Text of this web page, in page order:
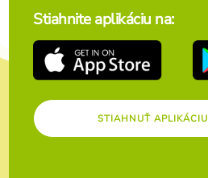
Stiahnite aplikáciu na:
STIAHNUŤ APLIKÁCIU